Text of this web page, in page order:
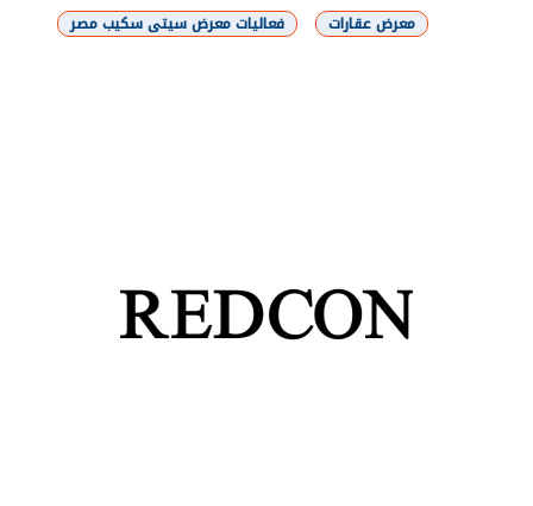
معرض عقارات فعاليات معرض سيتى سكيب مصر